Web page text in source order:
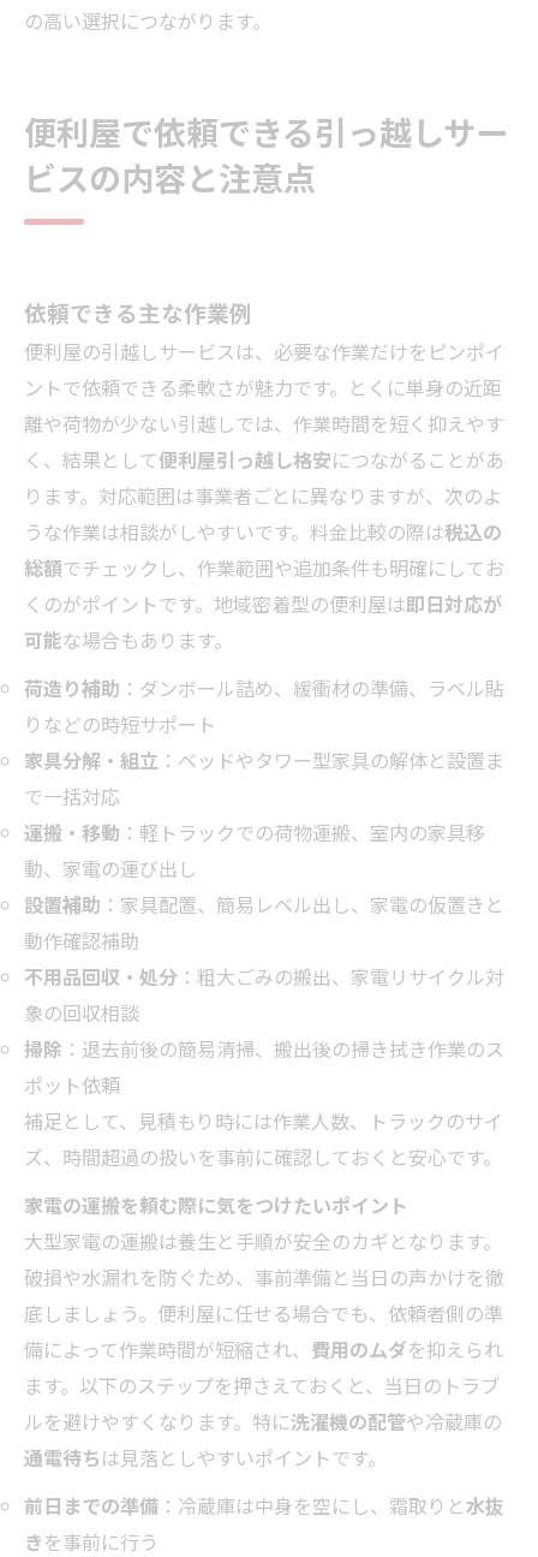
の高い選択につながります。
便利屋で依頼できる引っ越しサー
ビスの内容と注意点
依頼できる主な作業例
便利屋の引越しサービスは、必要な作業だけをピンポイ
ントで依頼できる柔軟さが魅力です。とくに単身の近距
離や荷物が少ない引越しでは、作業時間を短く抑えやす
く、結果として便利屋引っ越し格安につながることがあ
ります。対応範囲は事業者ごとに異なりますが、次のよ
うな作業は相談がしやすいです。料金比較の際は税込の
総額でチェックし、作業範囲や追加条件も明確にしてお
くのがポイントです。地域密着型の便利屋は即日対応が
可能な場合もあります。
荷造り補助 ：ダンボール詰め、緩衝材の準備、ラベル貼
りなどの時短サポート
家具分解・組立 ：ベッドやタワー型家具の解体と設置ま
で一括対応
運搬・移動 ：軽トラックでの荷物運搬、室内の家具移
動、家電の運び出し
設置補助 ：家具配置、簡易レベル出し、家電の仮置きと
動作確認補助
不用品回収・処分 ：粗大ごみの搬出、家電リサイクル対
象の回収相談
掃除 ：退去前後の簡易清掃、搬出後の掃き拭き作業のス
ポット依頼
補足として、見積もり時には作業人数、トラックのサイ
ズ、時間超過の扱いを事前に確認しておくと安心です。
家電の運搬を頼む際に気をつけたいポイント
大型家電の運搬は養生と手順が安全のカギとなります。
破損や水漏れを防ぐため、事前準備と当日の声かけを徹
底しましょう。便利屋に任せる場合でも、依頼者側の準
備によって作業時間が短縮され、 費用のムダを抑えられ
ます。以下のステップを押さえておくと、当日のトラブ
ルを避けやすくなります。特に洗濯機の配管や冷蔵庫の
通電待ちは見落としやすいポイントです。
前日までの準備 ：冷蔵庫は中身を空にし、霜取りと水抜
きを事前に行う